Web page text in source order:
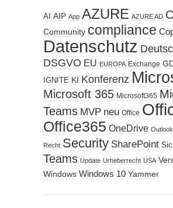
AI AIP App AZURE AZURE AD
Community compliance
Datenschutz
DSGVO EU EUROPA Exchange
IGNITE KI Konferenz
Microsoft 365 Microsoft365
Teams MVP neu Office
Office365 OneDrive Outlook
Recht Security SharePoint
Teams Update Urheberrecht USA
Windows Windows 10 Yammer